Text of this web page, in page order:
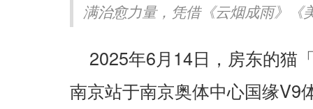
满治愈力量，凭借《云烟成雨》《
2025年6 月 14日，房东的猫
南京站于南京奥体中心国缘V9